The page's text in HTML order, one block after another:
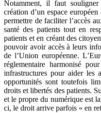
Notamment, il faut
création d’un espace
permettre de faciliter l’accès
santé des patients tout en
patients et en créant des
pouvoir avoir accès à leurs
de l’Union européenne.
réglementaire harmonisé
infrastructures pour aider les
opportunités sont toutefois
droits et libertés des patients.
et le propre du numérique est
ci, le droit arrive parfois « en